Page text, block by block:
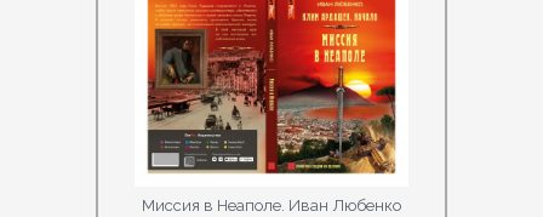
Миссия в Неаполе. Иван Любенко